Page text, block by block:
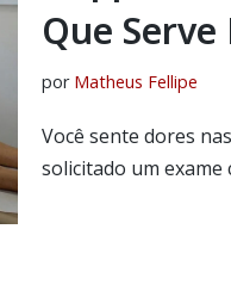
Que
por Matheus Fellipe
Você sente dores
solicitado um